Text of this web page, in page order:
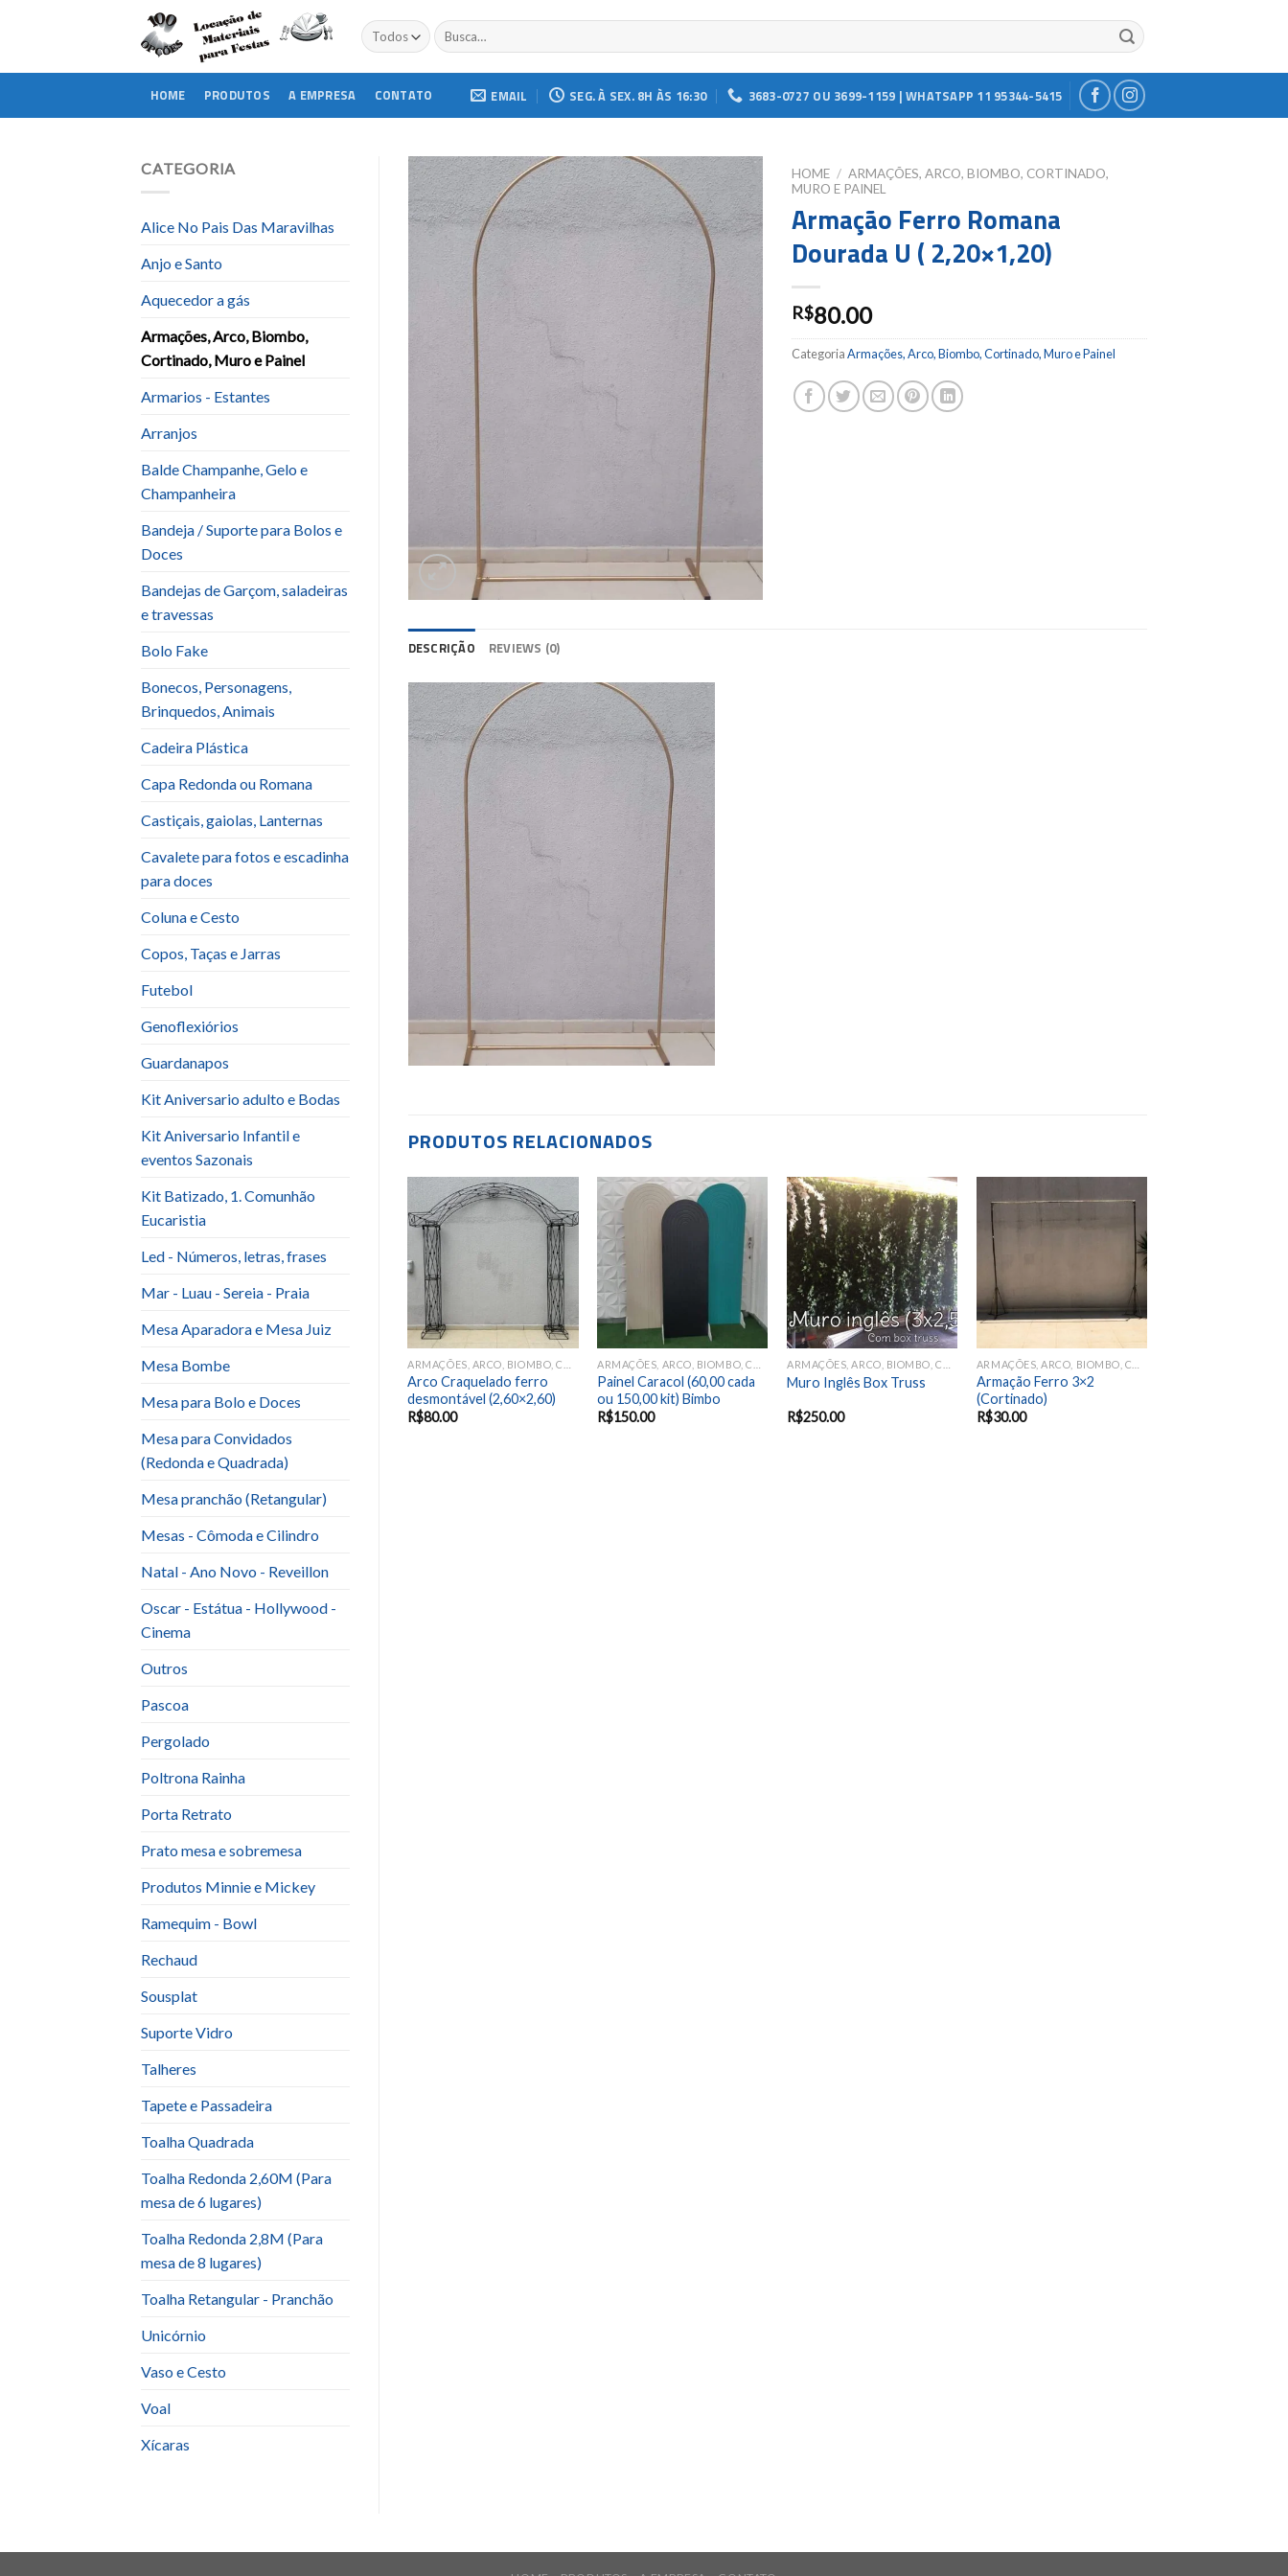
Buscar
por:
HOME PRODUTOS A EMPRESA CONTATO EMAIL SEG. À SEX. 8H ÀS 16:30 3683-0727 OU 3699-1159 | WHATSAPP 11 95344-5415
CATEGORIA
Alice No Pais Das Maravilhas
Anjo e Santo
Aquecedor a gás
Armações, Arco, Biombo,
Cortinado, Muro e Painel
Armarios - Estantes
Arranjos
Balde Champanhe, Gelo e
Champanheira
Bandeja / Suporte para Bolos e
Doces
Bandejas de Garçom, saladeiras
e travessas
Bolo Fake
Bonecos, Personagens,
Brinquedos, Animais
Cadeira Plástica
Capa Redonda ou Romana
Castiçais, gaiolas, Lanternas
Cavalete para fotos e escadinha
para doces
Coluna e Cesto
Copos, Taças e Jarras
Futebol
Genoflexiórios
Guardanapos
Kit Aniversario adulto e Bodas
Kit Aniversario Infantil e
eventos Sazonais
Kit Batizado, 1. Comunhão
Eucaristia
Led - Números, letras, frases
Mar - Luau - Sereia - Praia
Mesa Aparadora e Mesa Juiz
Mesa Bombe
Mesa para Bolo e Doces
Mesa para Convidados
(Redonda e Quadrada)
Mesa pranchão (Retangular)
Mesas - Cômoda e Cilindro
Natal - Ano Novo - Reveillon
Oscar - Estátua - Hollywood -
Cinema
Outros
Pascoa
Pergolado
Poltrona Rainha
Porta Retrato
Prato mesa e sobremesa
Produtos Minnie e Mickey
Ramequim - Bowl
Rechaud
Sousplat
Suporte Vidro
Talheres
Tapete e Passadeira
Toalha Quadrada
Toalha Redonda 2,60M (Para
mesa de 6 lugares)
Toalha Redonda 2,8M (Para
mesa de 8 lugares)
Toalha Retangular - Pranchão
Unicórnio
Vaso e Cesto
Voal
Xícaras
Add to
wishlist
HOME / ARMAÇÕES, ARCO, BIOMBO, CORTINADO,
MURO E PAINEL
Armação Ferro Romana
Dourada U ( 2,20×1,20)
R$80.00
CategoriaArmações, Arco, Biombo, Cortinado, Muro e Painel
DESCRIÇÃO REVIEWS (0)
PRODUTOS RELACIONADOS
Add to
wishlist
Arco Craquelado ferro
desmontável (2,60×2,60)
R$80.00
Add to
wishlist
Painel Caracol (60,00 cada
ou 150,00 kit) Bimbo
R$150.00
Add to
wishlist
Muro Inglês Box Truss
R$250.00
Armação Ferro 3×2
(Cortinado)
R$30.00
Add to
ARMAÇÕES, ARCO, BIOMBO, CORTINADO, MURO E PAINEL
(Cortinado)